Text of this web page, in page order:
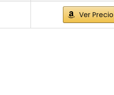
Ver Precio